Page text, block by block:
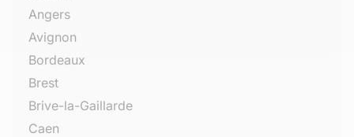
Angers
Avignon
Bordeaux
Brest
Brive-la-Gaillarde
Caen